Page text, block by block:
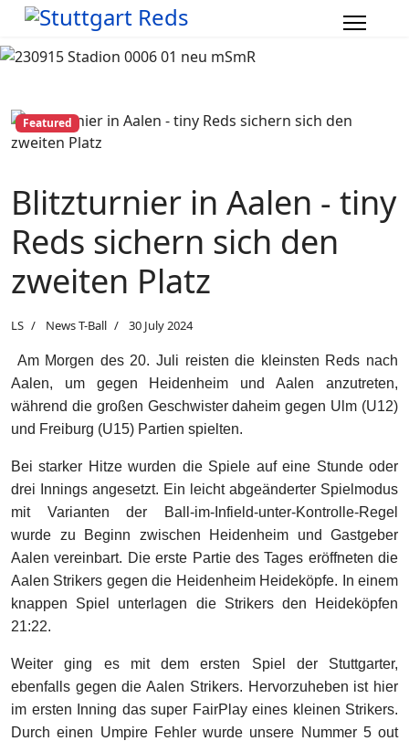
Featured
Blitzturnier in Aalen - tiny
Reds sichern sich den
zweiten Platz
LS News T-Ball 30 July 2024
Am Morgen des 20. Juli reisten die kleinsten Reds nach
Aalen, um gegen Heidenheim und Aalen anzutreten,
während die großen Geschwister daheim gegen Ulm (U12)
und Freiburg (U15) Partien spielten.
Bei starker Hitze wurden die Spiele auf eine Stunde oder
drei Innings angesetzt. Ein leicht abgeänderter Spielmodus
mit Varianten der Ball-im-Infield-unter-Kontrolle-Regel
wurde zu Beginn zwischen Heidenheim und Gastgeber
Aalen vereinbart. Die erste Partie des Tages eröffneten die
Aalen Strikers gegen die Heidenheim Heideköpfe. In einem
knappen Spiel unterlagen die Strikers den Heideköpfen
21:22.
Weiter ging es mit dem ersten Spiel der Stuttgarter,
ebenfalls gegen die Aalen Strikers. Hervorzuheben ist hier
im ersten Inning das super FairPlay eines kleinen Strikers.
Durch einen Umpire Fehler wurde unsere Nummer 5 out